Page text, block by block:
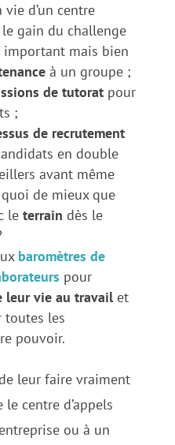
d’un centre
le gain du challenge
mais bien
à un groupe ;
de tutoratpour
;
de recrutement
en double
avant même
quoi de mieux que
le terrain dès le
baromètres de
pour
leur vie au travailet
les
pouvoir.
leur faire vraiment
centre d’appels
ou à un